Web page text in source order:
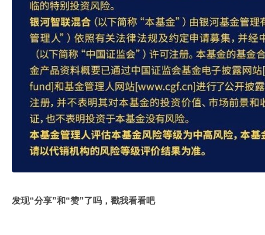
发现“分享”和“赞”了吗，戳我看看吧